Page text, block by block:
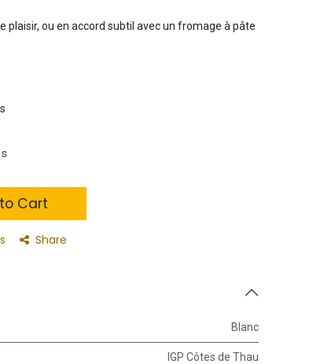
plaisir, ou en accord subtil avec un fromage à pâte
Cart
Share
Blanc
IGP Côtes de Thau